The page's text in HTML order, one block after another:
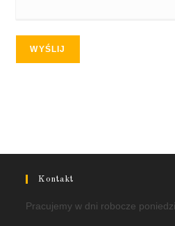
WYŚLIJ
Kontakt
Pracujemy w dni robocze